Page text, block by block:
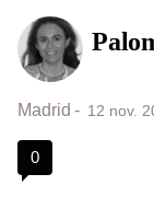
Madrid 12 nov.
0